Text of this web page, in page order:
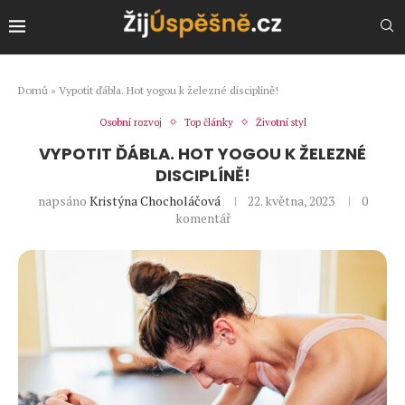
Domů » Vypotit ďábla. Hot yogou k železné disciplíně!
Osobní rozvoj Top články Životní styl
VYPOTIT ĎÁBLA. HOT YOGOU K ŽELEZNÉ
DISCIPLÍNĚ!
napsáno Kristýna Chocholáčová 22. května, 2023
0
komentář